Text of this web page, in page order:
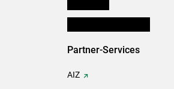
Partner-Services
AIZ